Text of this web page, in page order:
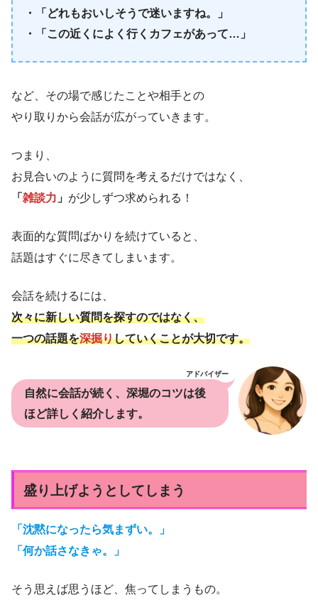
・「どれもおいしそうで迷いますね。」
・「この近くによく行くカフェがあって…」
など、その場で感じたことや相手との
やり取りから会話が広がっていきます。
つまり、
お見合いのように質問を考えるだけではなく、
「 雑談力 」 が少しずつ求められる！
表面的な質問ばかりを続けていると、
話題はすぐに尽きてしまいます。
会話を続けるには、
次々に新しい質問を探すのではなく、
一つの話題を深掘りしていくことが大切です。
アドバイザー
自然に会話が続く、深堀のコツは後
ほど詳しく紹介します。
盛り上げようとしてしまう
「沈黙になったら気まずい。」
「何か話さなきゃ。」
そう思えば思うほど、焦ってしまうもの。